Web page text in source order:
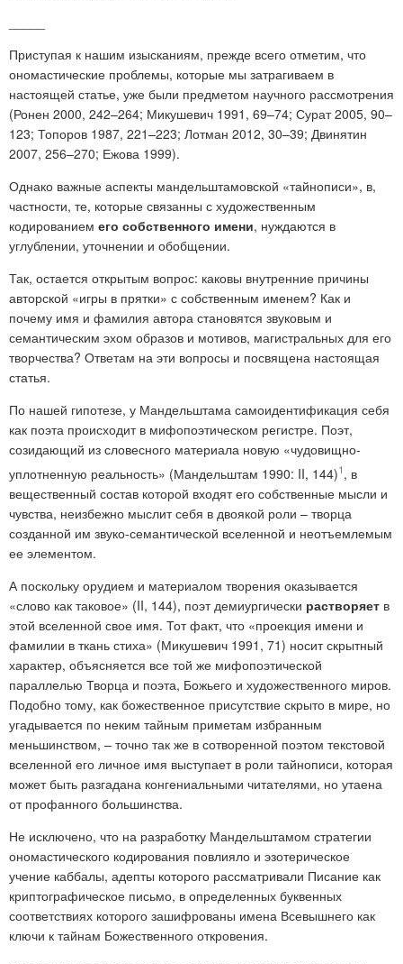
Приступая к нашим изысканиям, прежде всего отметим, что
ономастические проблемы, которые мы затрагиваем в
настоящей статье, уже были предметом научного рассмотрения
(Ронен 2000, 242–264; Микушевич 1991, 69–74; Сурат 2005, 90–
123; Топоров 1987, 221–223; Лотман 2012, 30–39; Двинятин
2007, 256–270; Ежова 1999).
Однако важные аспекты мандельштамовской «тайнописи», в,
частности, те, которые связанны с художественным
кодированием его собственного имени, нуждаются в
углублении, уточнении и обобщении.
Так, остается открытым вопрос: каковы внутренние причины
авторской «игры в прятки» с собственным именем? Как и
почему имя и фамилия автора становятся звуковым и
семантическим эхом образов и мотивов, магистральных для его
творчества? Ответам на эти вопросы и посвящена настоящая
статья.
По нашей гипотезе, у Мандельштама самоидентификация себя
как поэта происходит в мифопоэтическом регистре. Поэт,
созидающий из словесного материала новую «чудовищно-
уплотненную реальность» (Мандельштам 1990: II, 144)1, в
вещественный состав которой входят его собственные мысли и
чувства, неизбежно мыслит себя в двоякой роли – творца
созданной им звуко-семантической вселенной и неотъемлемым
ее элементом.
А поскольку орудием и материалом творения оказывается
«слово как таковое» (II, 144), поэт демиургически растворяет в
этой вселенной свое имя. Тот факт, что «проекция имени и
фамилии в ткань стиха» (Микушевич 1991, 71) носит скрытный
характер, объясняется все той же мифопоэтической
параллелью Творца и поэта, Божьего и художественного миров.
Подобно тому, как божественное присутствие скрыто в мире, но
угадывается по неким тайным приметам избранным
меньшинством, – точно так же в сотворенной поэтом текстовой
вселенной его личное имя выступает в роли тайнописи, которая
может быть разгадана конгениальными читателями, но утаена
от профанного большинства.
Не исключено, что на разработку Мандельштамом стратегии
ономастического кодирования повлияло и эзотерическое
учение каббалы, адепты которого рассматривали Писание как
криптографическое письмо, в определенных буквенных
соответствиях которого зашифрованы имена Всевышнего как
ключи к тайнам Божественного откровения.